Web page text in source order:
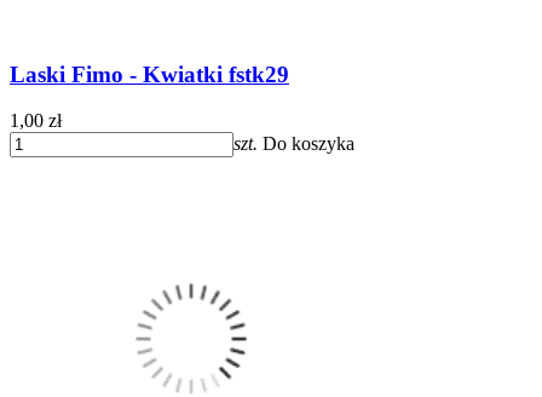
Laski Fimo - Kwiatki fstk29
1,00 zł
szt. Do koszyka